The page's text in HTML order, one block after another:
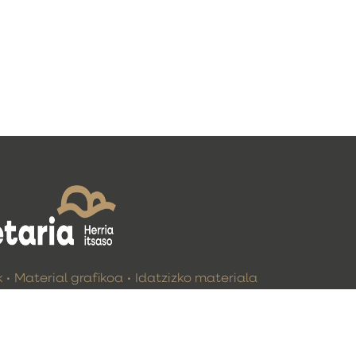
Material grafikoa Idatzizko materiala